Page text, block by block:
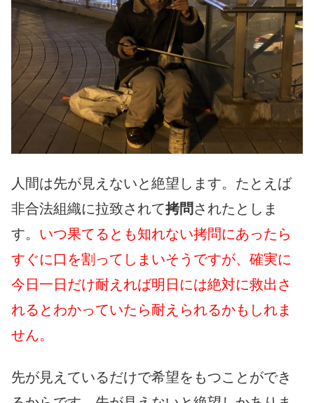
人間は先が見えないと絶望します。たとえば
非合法組織に拉致されて拷問されたとしま
す。 いつ果てるとも知れない拷問にあったら
すぐに口を割ってしまいそうですが、確実に
今日一日だけ耐えれば明日には絶対に救出さ
れるとわかっていたら耐えられるかもしれま
せん。
先が見えているだけで希望をもつことができ